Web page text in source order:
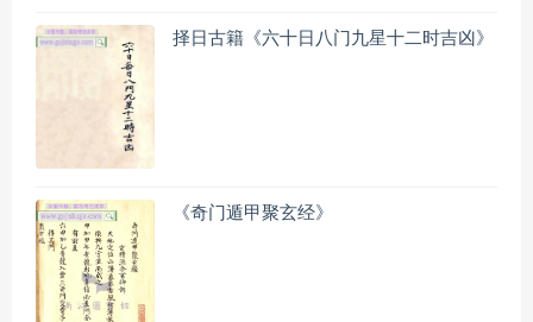
择日古籍《六十日八门九星十二时吉凶》
《奇门遁甲聚玄经》